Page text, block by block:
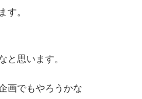
す。
と思います。
画でもやろうかな